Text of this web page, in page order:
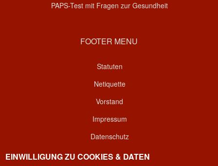
PAPS-Test mit Fragen zur Gesundheit
FOOTER MENU
Statuten
Netiquette
Vorstand
Impressum
Datenschutz
Kontakt
EINWILLIGUNG ZU COOKIES & DATEN